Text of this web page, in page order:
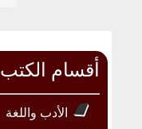
أقسام الكتب
الأدب واللغة